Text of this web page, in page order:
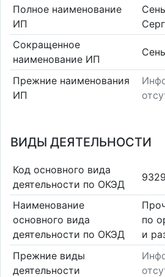
Полное наименование
ИП
Сокращенное
наименование ИП
Прежние наименования
ИП
ВИДЫ ДЕЯТЕЛЬНОСТИ
Код основного вида
деятельности по ОКЭД
Наименование
основного вида
деятельности по ОКЭД
по
и
Прежние виды
деятельности